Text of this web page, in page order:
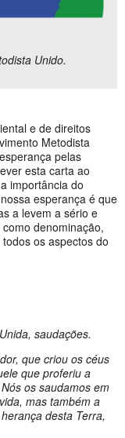
Unido.
e de direitos
Metodista
pelas
esta carta ao
importância do
esperança é que
a levem a sério e
denominação,
os aspectos do
saudações.
que criou os céus
que proferiu a
os saudamos em
mas também a
desta Terra,